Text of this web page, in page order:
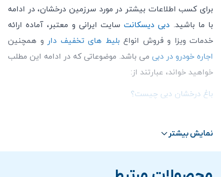
برای کسب اطلاعات بیشتر در مورد سرزمین درخشان، در ادامه
با ما باشید. دبی دیسکانتسایت ایرانی و معتبر، آماده ارائه
خدمات ویزا و فروش انواع بلیط های تخفیف دار و همچنین
اجاره خودرو در دبی می باشد. موضوعاتی که در ادامه این مطلب
خواهید خواند، عبارتند از:
باغ درخشان دبی چیست؟
نمایش بیشتر